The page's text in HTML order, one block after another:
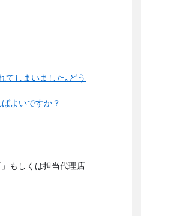
てしまいました｡どう
よいですか？
もしくは担当代理店